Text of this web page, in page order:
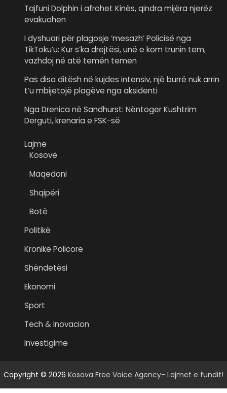
Tajfuni Dolphin i afrohet Kinës, qindra mijëra njerëz
evakuohen
I dyshuari për plagosje ‘mesazh’ Policisë nga
TikToku’u: Kur s’ka drejtësi, unë e kom trunin tem,
vazhdoj në atë temën temen
Pas disa ditësh në kujdes intensiv, një burrë nuk arrin
t’u mbijetojë plagëve nga aksidenti
Nga Drenica në Sandhurst: Nëntoger Kushtrim
Derguti, krenaria e FSK-së
Lajme
Kosovë
Maqedoni
Shqipëri
Botë
Politikë
Kronikë Policore
Shëndetësi
Ekonomi
Sport
Tech & Inovacion
Investigime